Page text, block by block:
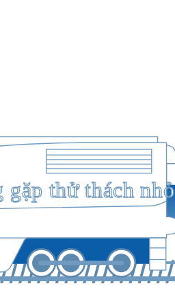
gặp thử thách nhỏ